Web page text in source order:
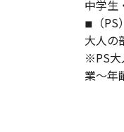
中学生
◾︎（PS）
大人の
※PS大
業〜年